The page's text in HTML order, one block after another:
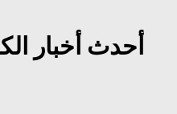
أحدث أخبار